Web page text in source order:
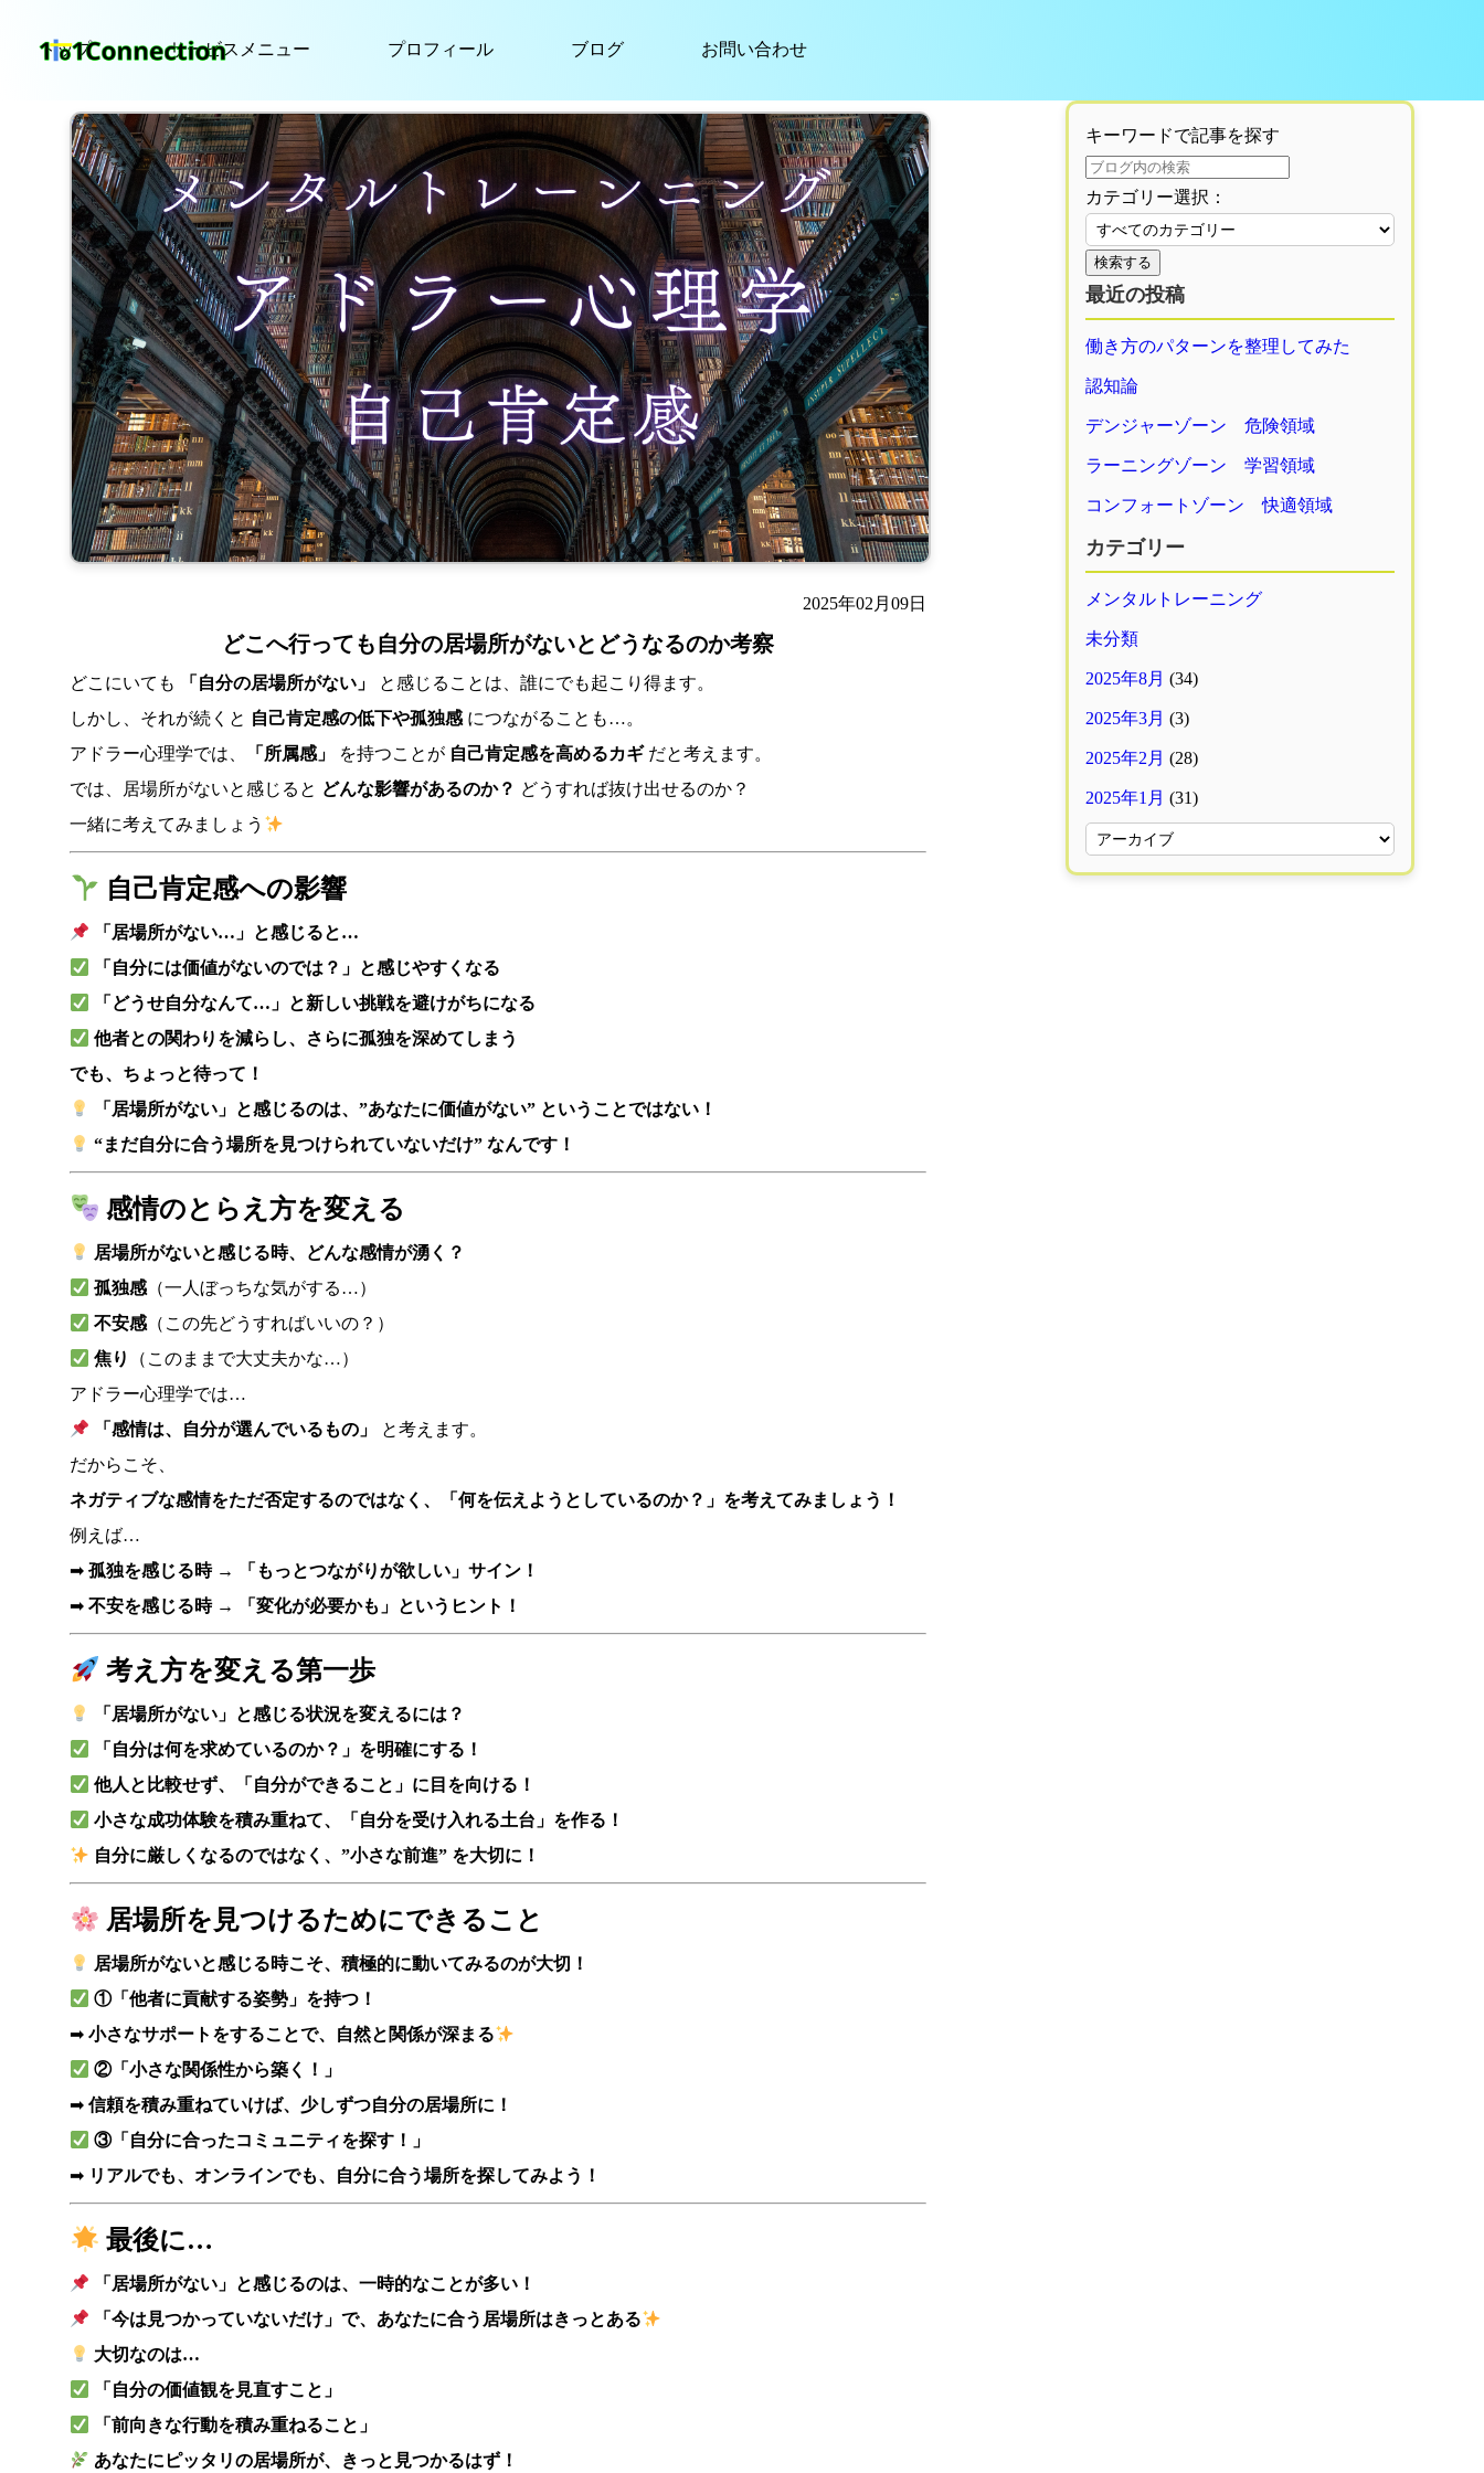
トップ サービスメニュー プロフィール ブログ お問い合わせ
2025年02月09日
どこへ行っても自分の居場所がないとどうなるのか考察
どこにいても 「自分の居場所がない」
と感じることは、誰にでも起こり得ます。
しかし、それが続くと 自己肯定感の低下や孤独感につながることも…。
アドラー心理学では、
「所属感」 を持つことが 自己肯定感を高めるカギだと考えます。
では、居場所がないと感じると どんな影響があるのか？ どうすれば抜け出せるのか？
一緒に考えてみましょう
自己肯定感への影響
「居場所がない…」と感じると…
「自分には価値がないのでは？」と感じやすくなる
「どうせ自分なんて…」と新しい挑戦を避けがちになる
他者との関わりを減らし、さらに孤独を深めてしまう
でも、ちょっと待って！
「居場所がない」と感じるのは、”あなたに価値がない” ということではない！
“まだ自分に合う場所を見つけられていないだけ” なんです！
感情のとらえ方を変える
居場所がないと感じる時、どんな感情が湧く？
孤独感 （一人ぼっちな気がする…）
不安感 （この先どうすればいいの？）
焦り
（このままで大丈夫かな…）
アドラー心理学では…
「感情は、自分が選んでいるもの」
と考えます。
だからこそ、
ネガティブな感情をただ否定するのではなく、「何を伝えようとしているのか？」を考えてみましょう！
例えば…
➡ 孤独を感じる時 → 「もっとつながりが欲しい」サイン！
➡ 不安を感じる時 → 「変化が必要かも」というヒント！
考え方を変える第一歩
「居場所がない」と感じる状況を変えるには？
「自分は何を求めているのか？」を明確にする！
他人と比較せず、「自分ができること」に目を向ける！
小さな成功体験を積み重ねて、「自分を受け入れる土台」を作る！
自分に厳しくなるのではなく、”小さな前進” を大切に！
居場所を見つけるためにできること
居場所がないと感じる時こそ、積極的に動いてみるのが大切！
①「他者に貢献する姿勢」を持つ！
➡ 小さなサポートをすることで、自然と関係が深まる
②「小さな関係性から築く！」
➡ 信頼を積み重ねていけば、少しずつ自分の居場所に！
③「自分に合ったコミュニティを探す！」
➡ リアルでも、オンラインでも、自分に合う場所を探してみよう！
最後に…
「居場所がない」と感じるのは、一時的なことが多い！
「今は見つかっていないだけ」で、あなたに合う居場所はきっとある
大切なのは…
「自分の価値観を見直すこと」
「前向きな行動を積み重ねること」
あなたにピッタリの居場所が、きっと見つかるはず！
キーワードで記事を探す
カテゴリー選択：
検索する
最近の投稿
働き方のパターンを整理してみた
認知論
デンジャーゾーン 危険領域
ラーニングゾーン 学習領域
コンフォートゾーン 快適領域
カテゴリー
メンタルトレーニング
未分類
2025年8月 (34)
2025年3月 (3)
2025年2月 (28)
2025年1月 (31)